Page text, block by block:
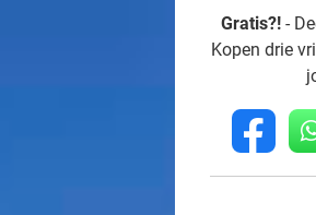
Gratis?! -
Kopen drie
fb